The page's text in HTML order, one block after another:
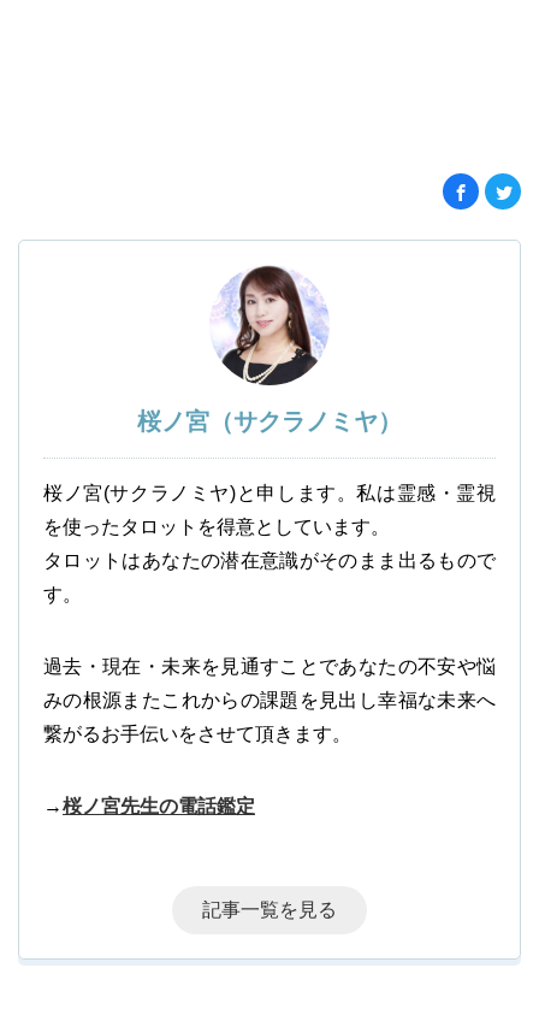
桜ノ宮（サクラノミヤ）
桜ノ宮(サクラノミヤ)と申します。私は霊感・霊視
を使ったタロットを得意としています。
タロットはあなたの潜在意識がそのまま出るもので
す。
過去・現在・未来を見通すことであなたの不安や悩
みの根源またこれからの課題を見出し幸福な未来へ
繋がるお手伝いをさせて頂きます。
→桜ノ宮先生の電話鑑定
記事一覧を見る